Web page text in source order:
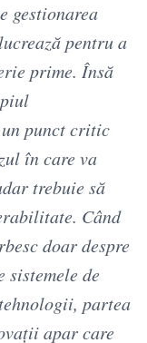
gestionarea
pentru a
prime. Însă
punct critic
în care va
trebuie să
Când
doar despre
de
partea
apar care